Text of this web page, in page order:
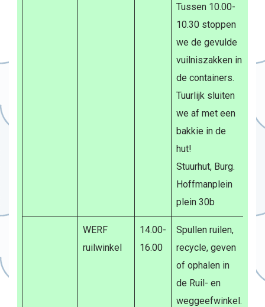
Tussen 10.00-
10.30 stoppen
we de gevulde
vuilniszakken in
de containers.
Tuurlijk sluiten
we af met een
bakkie in de
hut!
Stuurhut, Burg.
Hoffmanplein
plein 30b
WERF
ruilwinkel
14.00-
16.00
Spullen ruilen,
recycle, geven
of ophalen in
de Ruil- en
weggeefwinkel.